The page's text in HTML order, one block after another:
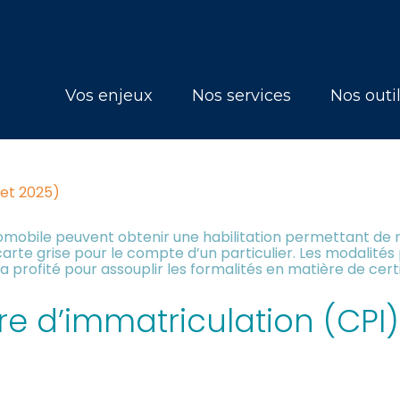
Vos enjeux Nos services Nos
PRÉCISIONS SUR LES
2025)
peuvent obtenir une habilitation permettant de
grise pour le compte d’un particulier. Les
profité pour assouplir les formalités en matière de
d’immatriculation